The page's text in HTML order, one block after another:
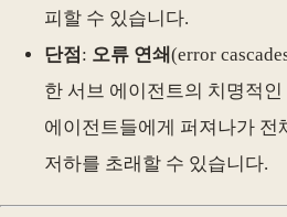
피할 수 있습니다.
단점 : 오류 연쇄(error
한 서브 에이전트의 치명적
에이전트들에게 퍼져나가 전
저하를 초래할 수 있습니다.